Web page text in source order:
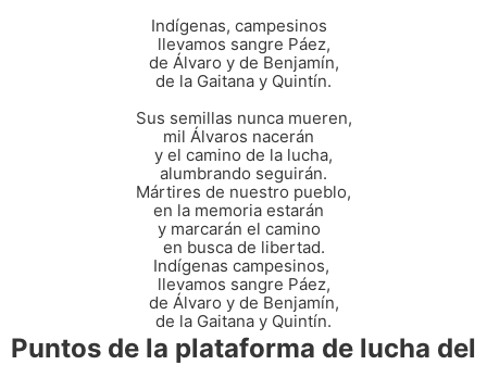
Indígenas, campesinos
llevamos sangre Páez,
de Álvaro y de Benjamín,
de la Gaitana y Quintín.
Sus semillas nunca mueren,
mil Álvaros nacerán
y el camino de la lucha,
alumbrando seguirán.
Mártires de nuestro pueblo,
en la memoria estarán
y marcarán el camino
en busca de libertad.
Indígenas campesinos,
llevamos sangre Páez,
de Álvaro y de Benjamín,
de la Gaitana y Quintín.
Puntos de la plataforma de lucha del